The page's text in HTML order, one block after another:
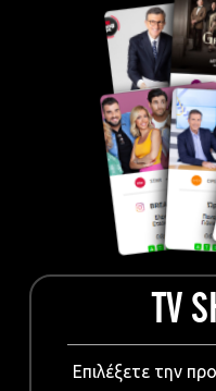
Events & Conference
Dissemination material
Medical &
VIDEO Projections
Kids content
TV
Επιλέξετε την